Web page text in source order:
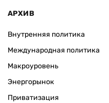
АРХИВ
Внутренняя политика
Международная политика
Макроуровень
Энергорынок
Приватизация